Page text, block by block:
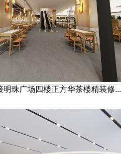
明珠广场四楼正方华茶楼精装修...